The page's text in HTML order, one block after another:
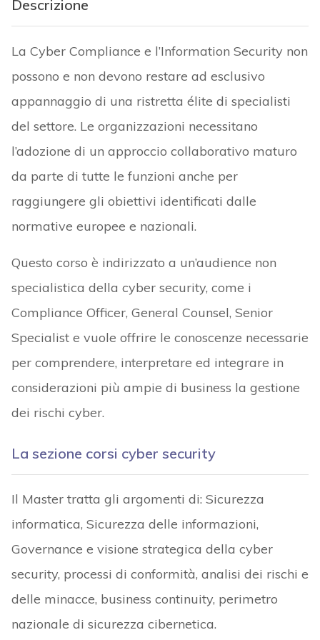
Descrizione
La Cyber Compliance e l’Information Security non
possono e non devono restare ad esclusivo
appannaggio di una ristretta élite di specialisti
del settore. Le organizzazioni necessitano
l’adozione di un approccio collaborativo maturo
da parte di tutte le funzioni anche per
raggiungere gli obiettivi identificati dalle
normative europee e nazionali.
Questo corso è indirizzato a un’audience non
specialistica della cyber security, come i
Compliance Officer, General Counsel, Senior
Specialist e vuole offrire le conoscenze necessarie
per comprendere, interpretare ed integrare in
considerazioni più ampie di business la gestione
dei rischi cyber.
La sezione corsi cyber security
Il Master tratta gli argomenti di: Sicurezza
informatica, Sicurezza delle informazioni,
Governance e visione strategica della cyber
security, processi di conformità, analisi dei rischi e
delle minacce, business continuity, perimetro
nazionale di sicurezza cibernetica.